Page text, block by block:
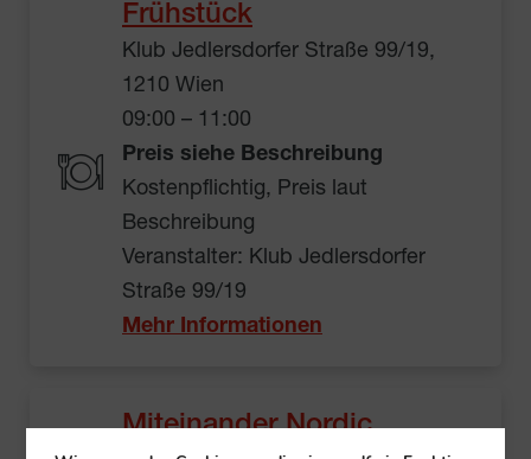
Frühstück
Klub Jedlersdorfer Straße 99/19,
1210 Wien
09:00 – 11:00
Preis siehe Beschreibung
Kostenpflichtig, Preis laut
Beschreibung
Veranstalter: Klub Jedlersdorfer
Straße 99/19
Mehr Informationen
Miteinander Nordic